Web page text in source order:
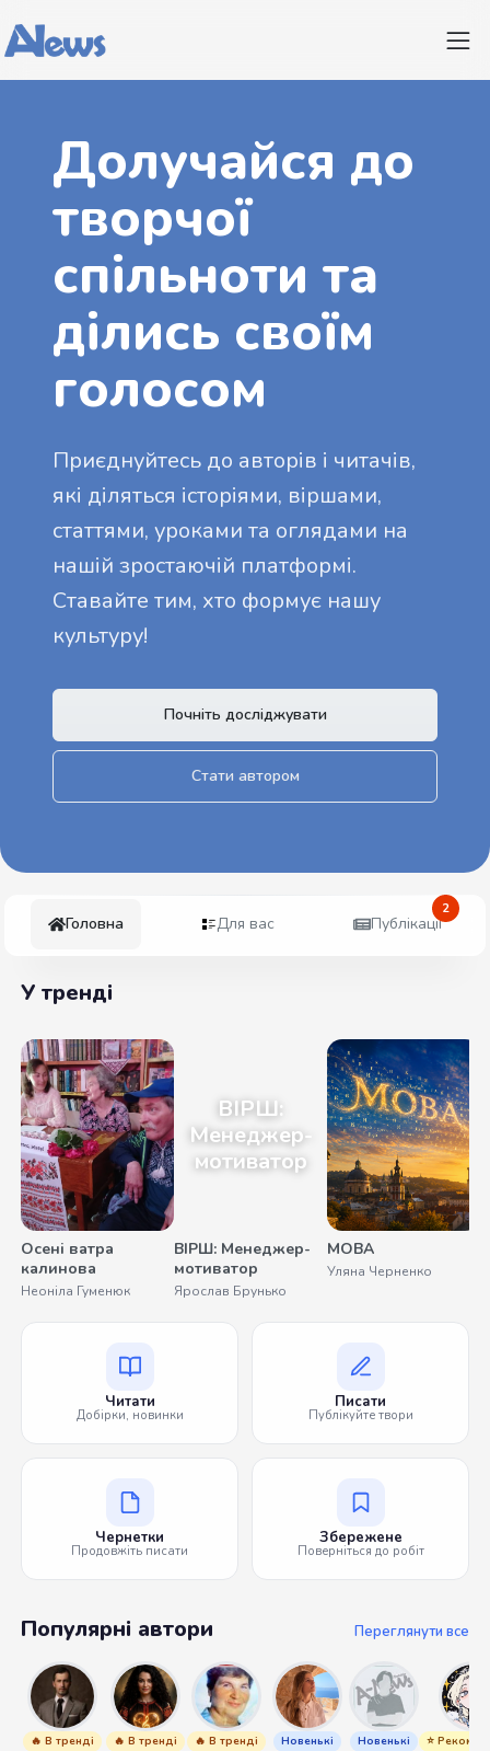
Долучайся до
творчої
спільноти та
ділись своїм
голосом
Приєднуйтесь до авторів і читачів,
які діляться історіями, віршами,
статтями, уроками та оглядами на
нашій зростаючій платформі.
Ставайте тим, хто формує нашу
культуру!
Почніть досліджувати
Стати автором
Головна Для вас Публікації
2
У тренді
Осені ватра
калинова
Неоніла Гуменюк
ВІРШ:
Менеджер-
мотиватор
ВІРШ: Менеджер-
мотиватор
Ярослав Брунько
МОВА
Уляна Черненко
Читати
Добірки, новинки
Писати
Публікуйте твори
Чернетки
Продовжіть писати
Збережене
Поверніться до робіт
Популярні автори Переглянути все
🔥 В тренді 🔥 В тренді 🔥 В тренді Новенькі Новенькі ⭐